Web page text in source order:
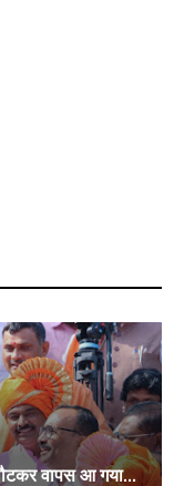
वापस आ गया...